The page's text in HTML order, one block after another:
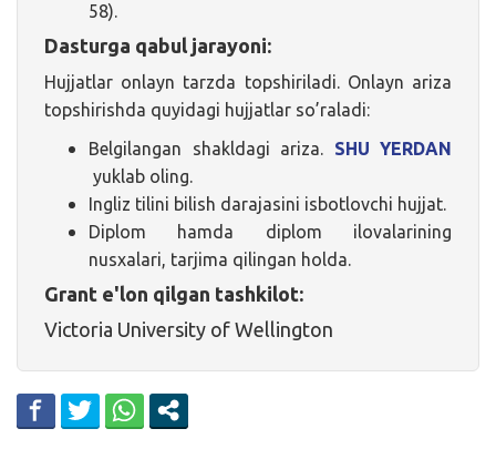
58).
Dasturga qabul jarayoni:
Hujjatlar onlayn tarzda topshiriladi. Onlayn ariza
topshirishda quyidagi hujjatlar so’raladi:
Belgilangan shakldagi ariza. SHU YERDAN
yuklab oling.
Ingliz tilini bilish darajasini isbotlovchi hujjat.
Diplom hamda diplom ilovalarining
nusxalari, tarjima qilingan holda.
Grant e'lon qilgan tashkilot:
Victoria University of Wellington